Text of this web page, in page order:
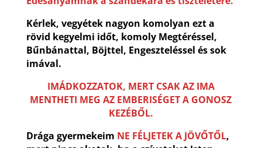
Kérlek, vegyétek nagyon komolyan ezt a
rövid kegyelmi időt, komoly Megtéréssel,
Bűnbánattal, Böjttel, Engeszteléssel és sok
imával.
IMÁDKOZZATOK, MERT CSAK AZ IMA
MENTHETI MEG AZ EMBERISÉGET A GONOSZ
KEZÉBŐL.
Drága gyermekeim NE FÉLJETEK A JÖVŐTŐL,